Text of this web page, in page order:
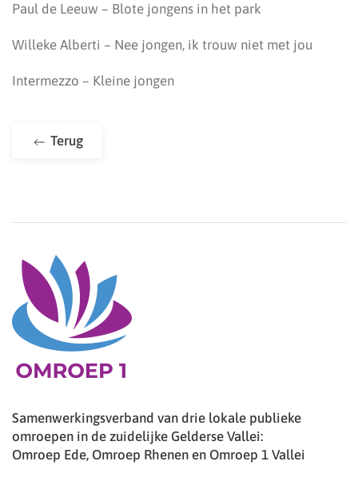
Paul de Leeuw – Blote jongens in het park
Willeke Alberti – Nee jongen, ik trouw niet met jou
Intermezzo – Kleine jongen
Terug
Samenwerkingsverband van drie lokale publieke
omroepen in de zuidelijke Gelderse Vallei:
Omroep Ede, Omroep Rhenen en Omroep 1 Vallei